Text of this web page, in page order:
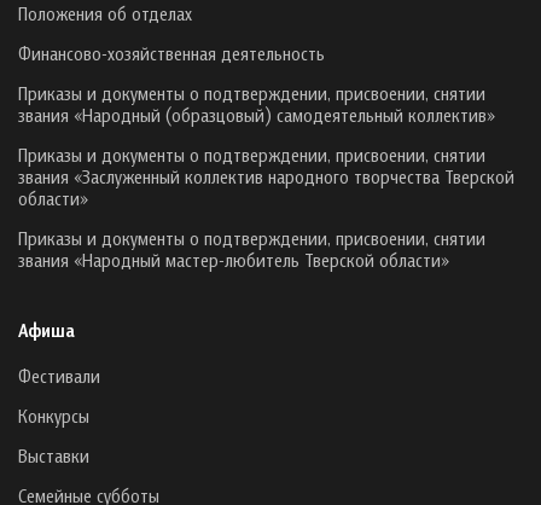
Положения об отделах
Финансово-хозяйственная деятельность
Приказы и документы о подтверждении, присвоении, снятии
звания «Народный (образцовый) самодеятельный коллектив»
Приказы и документы о подтверждении, присвоении, снятии
звания «Заслуженный коллектив народного творчества Тверской
области»
Приказы и документы о подтверждении, присвоении, снятии
звания «Народный мастер-любитель Тверской области»
Афиша
Фестивали
Конкурсы
Выставки
Семейные субботы